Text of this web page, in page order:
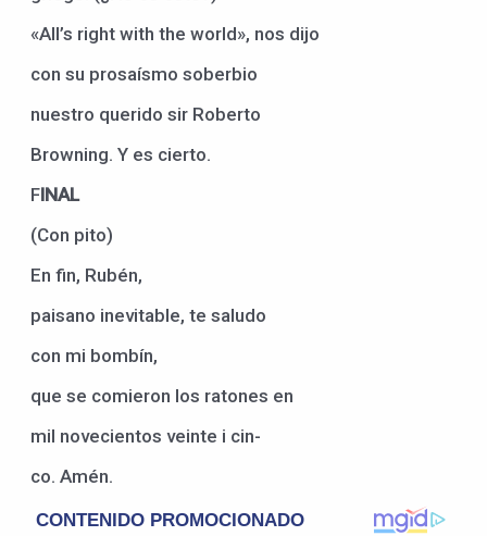
«All’s right with the world», nos dijo
con su prosaísmo soberbio
nuestro querido sir Roberto
Browning. Y es cierto.
FINAL
(Con pito)
En fin, Rubén,
paisano inevitable, te saludo
con mi bombín,
que se comieron los ratones en
mil novecientos veinte i cin-
co. Amén.